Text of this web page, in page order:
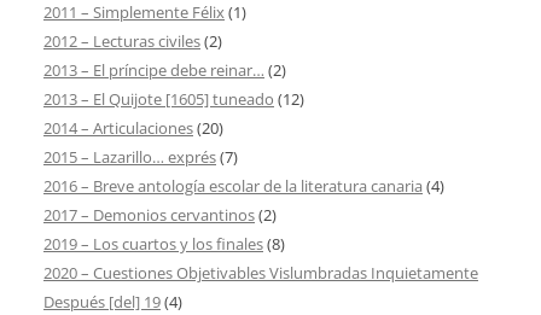
2011 – Simplemente Félix(1)
2012 – Lecturas civiles(2)
2013 – El príncipe debe reinar… (2)
2013 – El Quijote [1605] tuneado (12)
2014 – Articulaciones(20)
2015 – Lazarillo… exprés(7)
2016 – Breve antología escolar de la literatura canaria (4)
2017 – Demonios cervantinos(2)
2019 – Los cuartos y los finales(8)
2020 – Cuestiones Objetivables Vislumbradas Inquietamente
Después [del] 19(4)